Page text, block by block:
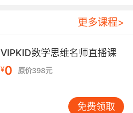
更多课程>
VIPKID数学思维名师直播课
¥0 原价398元
免费领取